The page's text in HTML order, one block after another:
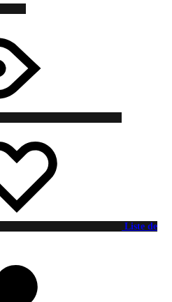
Liste de